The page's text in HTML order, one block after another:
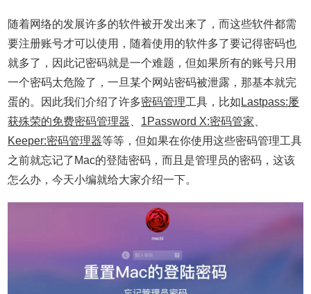
随着网络的发展许多的软件被开发出来了，而这些软件都需
要注册账号才可以使用，随着使用的软件多了要记得密码也
就多了，因此记密码就是一个难题，但如果所有的账号只用
一个密码太危险了，一旦某个网站密码被泄露，那基本就完
蛋的。因此我们介绍了许多密码管理工具，比如 Lastpass:屡
获殊荣的免费密码管理器
1Password X:密码管家
Keeper:密码管理器等等，但如果在你使用这些密码管理工具
之前就忘记了Mac的登陆密码，而且是管理员的密码，这该
怎么办，今天小编就给大家介绍一下。